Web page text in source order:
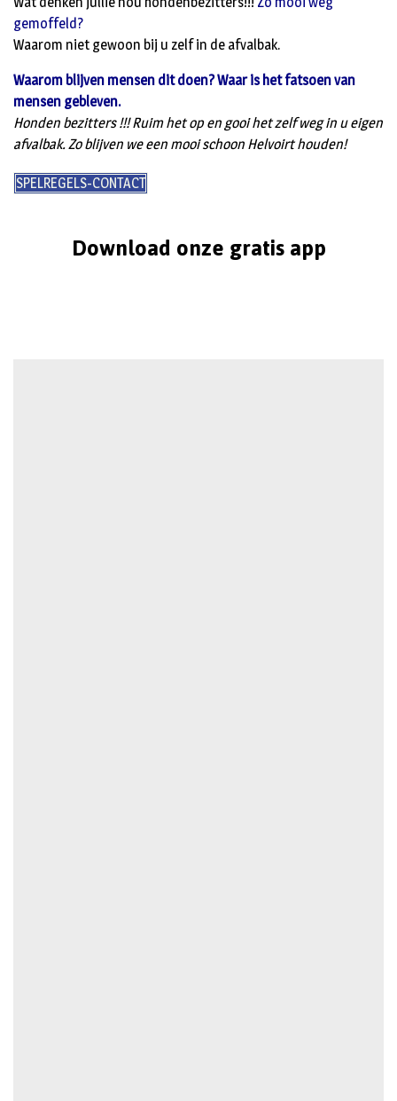
gemoffeld?
Waarom niet gewoon bij u zelf in de afvalbak.
Waarom blijven mensen dit doen? Waar is het fatsoen van
mensen gebleven.
Honden bezitters !!! Ruim het op en gooi het zelf weg in u eigen
afvalbak. Zo blijven we een mooi schoon Helvoirt houden!
SPELREGELS-CONTACT
Download onze gratis app